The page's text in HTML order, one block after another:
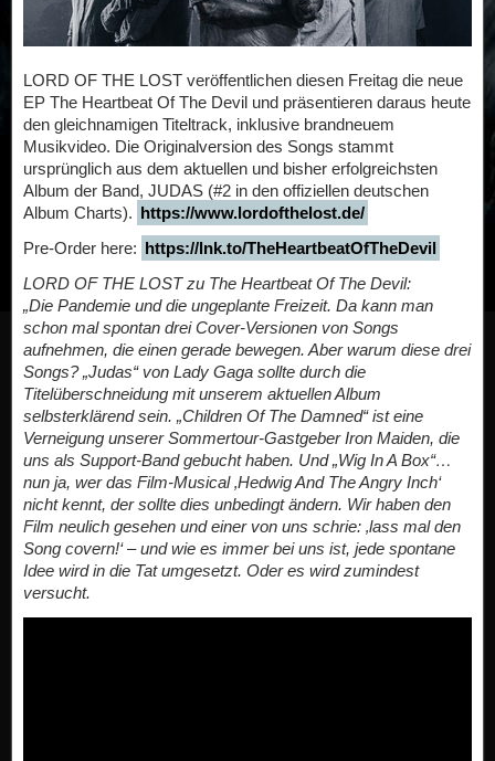
LORD OF THE LOST veröffentlichen diesen Freitag die neue
EP The Heartbeat Of The Devil und präsentieren daraus heute
den gleichnamigen Titeltrack, inklusive brandneuem
Musikvideo. Die Originalversion des Songs stammt
ursprünglich aus dem aktuellen und bisher erfolgreichsten
Album der Band, JUDAS (#2 in den offiziellen deutschen
Album Charts). https://www.lordofthelost.de/
Pre-Order here: https://lnk.to/TheHeartbeatOfTheDevil
LORD OF THE LOST zu The Heartbeat Of The Devil:
„Die Pandemie und die ungeplante Freizeit. Da kann man
schon mal spontan drei Cover-Versionen von Songs
aufnehmen, die einen gerade bewegen. Aber warum diese drei
Songs? „Judas“ von Lady Gaga sollte durch die
Titelüberschneidung mit unserem aktuellen Album
selbsterklärend sein. „Children Of The Damned“ ist eine
Verneigung unserer Sommertour-Gastgeber Iron Maiden, die
uns als Support-Band gebucht haben. Und „Wig In A Box“…
nun ja, wer das Film-Musical ‚Hedwig And The Angry Inch‘
nicht kennt, der sollte dies unbedingt ändern. Wir haben den
Film neulich gesehen und einer von uns schrie: ‚lass mal den
Song covern!‘ – und wie es immer bei uns ist, jede spontane
Idee wird in die Tat umgesetzt. Oder es wird zumindest
versucht.